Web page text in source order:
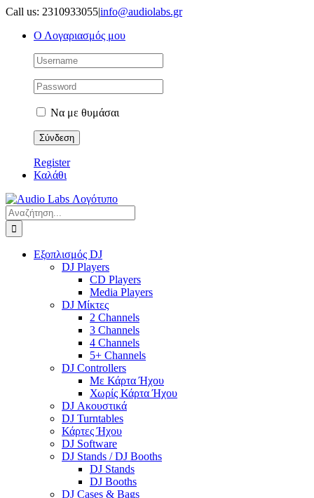
Μετάβαση
περιεχόμενο
Call us: 2310933055|info@audiolabs.gr
Ο Λογαριασμός μου
Να με θυμάσαι
Register
Καλάθι
Αναζήτηση
για:
Εξοπλισμός DJ
DJ Players
CD Players
Media Players
DJ Μίκτες
2 Channels
3 Channels
4 Channels
5+ Channels
DJ Controllers
Με Κάρτα Ήχου
Χωρίς Κάρτα Ήχου
DJ Ακουστικά
DJ Turntables
Κάρτες Ήχου
DJ Software
DJ Stands / DJ Booths
DJ Stands
DJ Booths
DJ Cases & Bags